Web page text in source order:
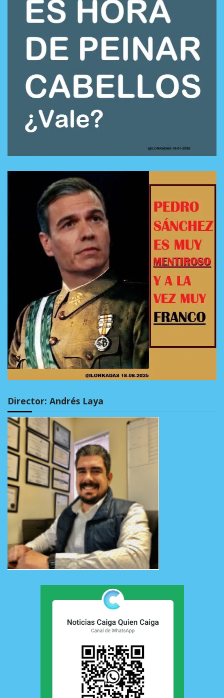
Director: Andrés Laya